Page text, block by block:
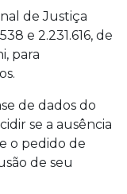
de Justiça
e 2.231.616, de
para
de dados do
se a ausência
o pedido de
de seu